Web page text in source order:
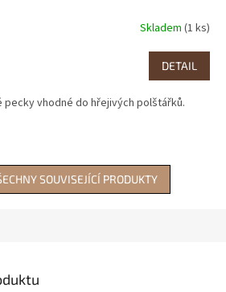
Skladem(1 ks)
DETAIL
pecky vhodné do hřejivých polštářků.
SOUVISEJÍCÍ PRODUKTY